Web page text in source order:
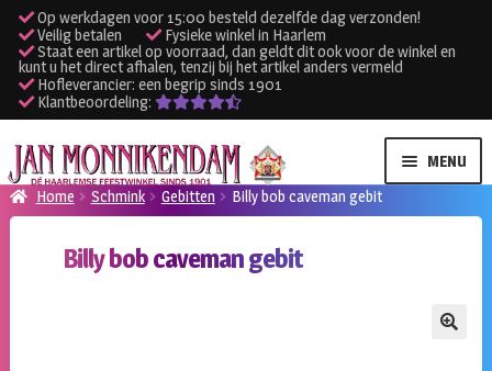
Op werkdagen voor 15:00 besteld dezelfde dag verzonden!
Veilig betalen
Fysieke winkel in Haarlem
Staat een artikel op voorraad, dan geldt dit ook voor de winkel en
kunt u het direct afhalen, tenzij bij het artikel anders vermeld
Hofleverancier: een begrip sinds 1901
Klantbeoordeling:
Ga
door
naar
Ga
naar
de
MENU
Home Schmink Gebitten Billy bob caveman gebit
Billy bob caveman gebit